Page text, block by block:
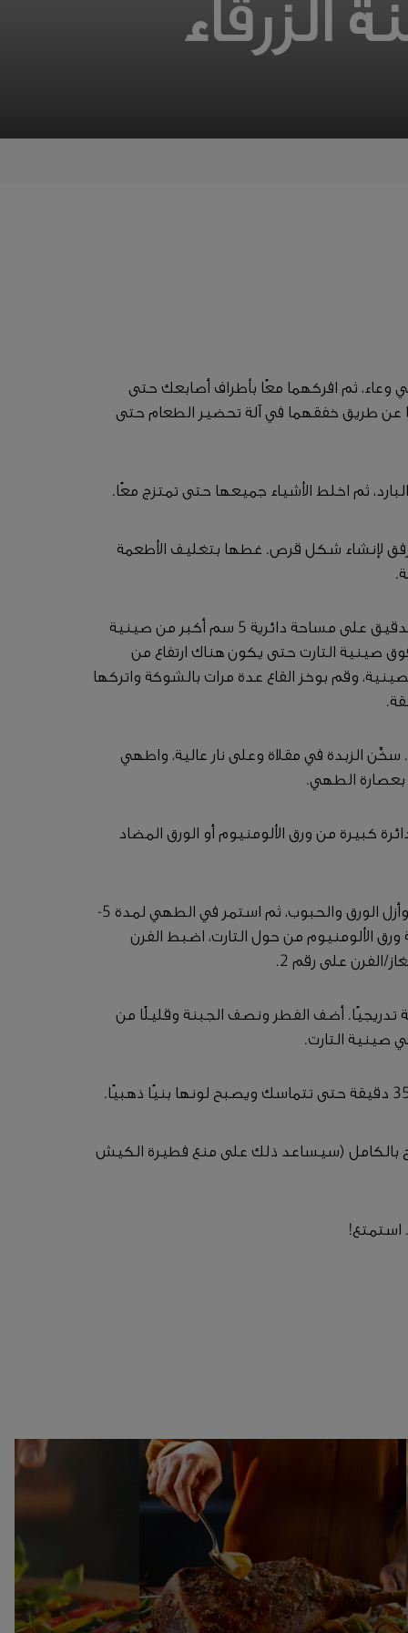
الزرقاء
وعاء، ثم افركهما معًا بأطراف أصابعك حتى
عن طريق خفقهما في آلة تحضير الطعام حتى
لإنشاء شكل قرص. غطها بتغليف الأطعمة
افرد العجينة على سطح مرشوش بالقليل من الدقيق على مساحة دائرية 5 سم أكبر من صينية
فوق صينية التارت حتى يكون هناك ارتفاع من
وقم بوخز القاع عدة مرات بالشوكة واتركها
الزبدة في مقلاة وعلى نار عالية، واطهي
كبيرة من ورق الألومنيوم أو الورق المضاد
اخبز التارت قبل إضافة الحشوة لمدة 12 دقيقة، وأزل الورق والحبوب، ثم استمر في الطهي لمدة 5-
ورق الألومنيوم من حول التارت، اضبط الفرن
تدريجيًا. أضف الفطر ونصف الجبنة وقليلًا من
صينية التارت.
بالكامل (سيساعد ذلك على منع فطيرة الكيش
استمتع!